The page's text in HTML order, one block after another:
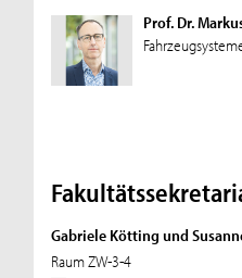
Prof. Dr.
Gabriele Kötting und
Raum ZW-3-4